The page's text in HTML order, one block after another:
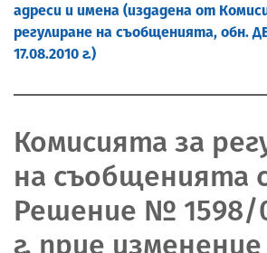
адреси и имена (издадена от
регулиране на съобщенията, обн.
17.08.2010 г.)
Комисията за
на съобщенията
Решение № 1598/
г. прие